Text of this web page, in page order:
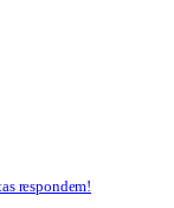
respondem!